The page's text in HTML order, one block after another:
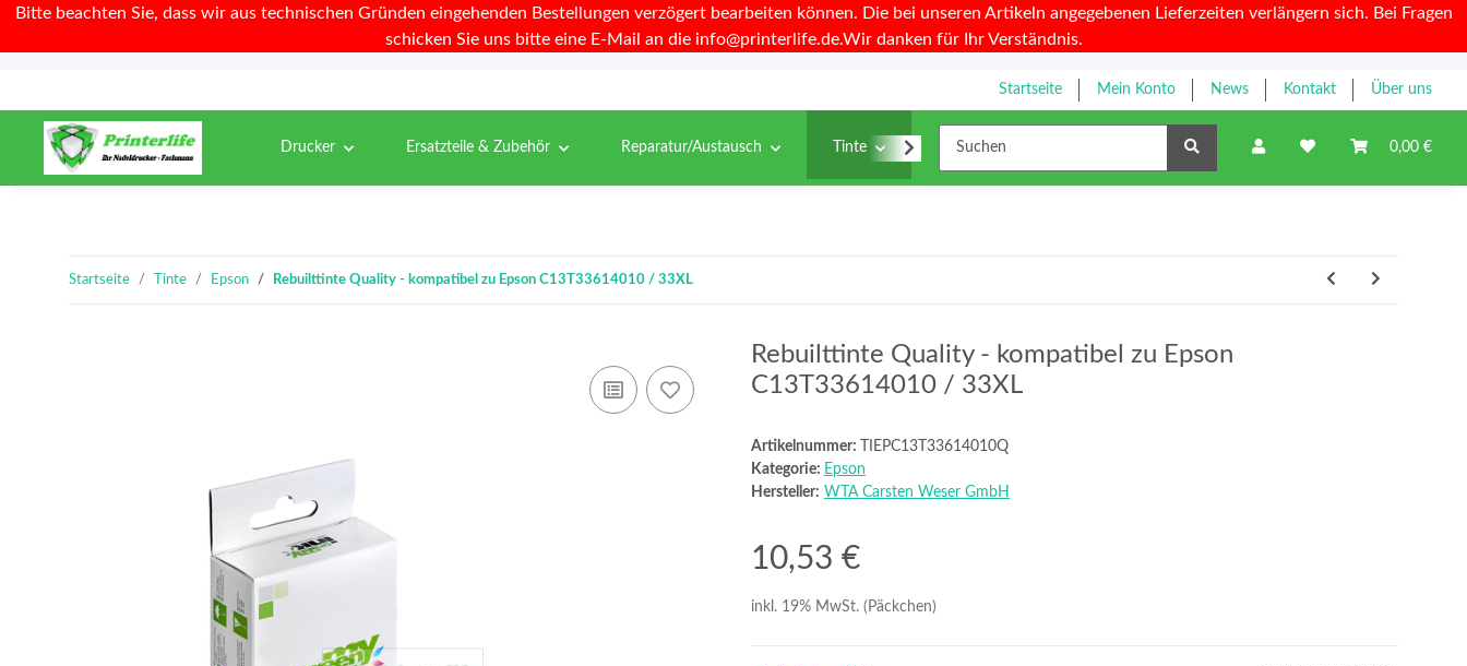
Bitte beachten Sie, dass wir aus technischen Gründen eingehenden Bestellungen verzögert bearbeiten können. Die bei unseren Artikeln angegebenen Lieferzeiten verlängern sich. Bei Fragen
schicken Sie uns bitte eine E-Mail an die info@printerlife.de.Wir danken für Ihr Verständnis.
Startseite Mein Konto News Kontakt Über uns
0,00 €
Drucker Ersatzteile & Zubehör Reparatur/Austausch Tinte Toner
Startseite Tinte Epson Rebuilttinte Quality - kompatibel zu Epson C13T33614010 / 33XL
Rebuilttinte Quality - kompatibel zu Epson
C13T33614010 / 33XL
Artikelnummer:
TIEPC13T33614010Q
Kategorie: Epson
Hersteller: WTA Carsten Weser GmbH
10,53 €
inkl. 19% MwSt. (Päckchen)